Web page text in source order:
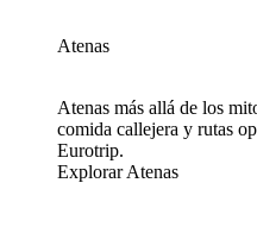
Atenas
Atenas más allá de los
comida callejera y rutas
Eurotrip.
Explorar Atenas